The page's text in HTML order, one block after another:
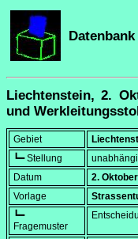
Liechtenstein, 2.
und
Gebiet
┗━ Stellung
Datum
2.
Vorlage
┗━
Fragemuster